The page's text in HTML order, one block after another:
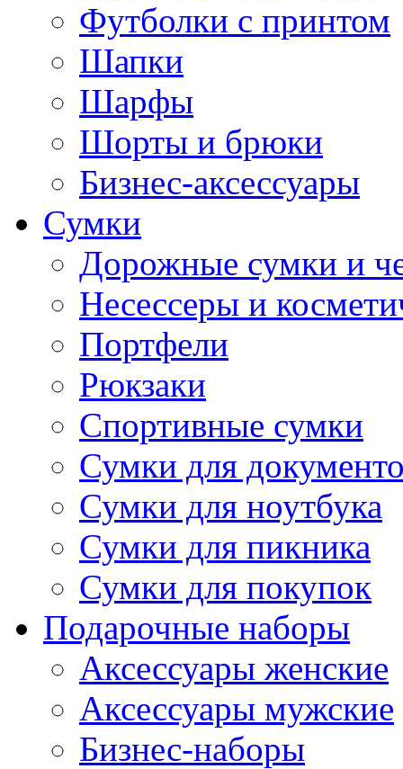
Футболки с принтом
Шапки
Шарфы
Шорты и брюки
Бизнес-аксессуары
Сумки
Дорожные сумки и
Несессеры и
Портфели
Рюкзаки
Спортивные сумки
Сумки для
Сумки для ноутбука
Сумки для пикника
Сумки для покупок
Подарочные наборы
Аксессуары женские
Аксессуары мужские
Бизнес-наборы